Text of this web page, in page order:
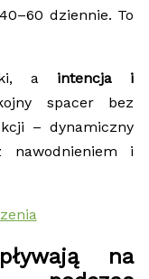
dziennie. To
a intencja i
spacer bez
– dynamiczny
nawodnieniem i
na